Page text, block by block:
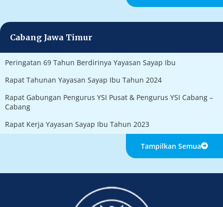
Cabang Jawa Timur
Peringatan 69 Tahun Berdirinya Yayasan Sayap Ibu
Rapat Tahunan Yayasan Sayap Ibu Tahun 2024
Rapat Gabungan Pengurus YSI Pusat & Pengurus YSI Cabang –
Cabang
Rapat Kerja Yayasan Sayap Ibu Tahun 2023
Tampilkan Semua